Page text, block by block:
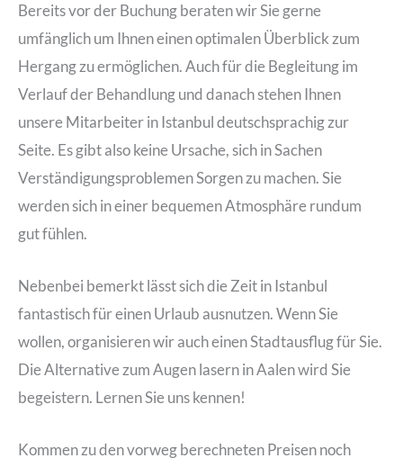
Bereits vor der Buchung beraten wir Sie gerne
umfänglich um Ihnen einen optimalen Überblick zum
Hergang zu ermöglichen. Auch für die Begleitung im
Verlauf der Behandlung und danach stehen Ihnen
unsere Mitarbeiter in Istanbul deutschsprachig zur
Seite. Es gibt also keine Ursache, sich in Sachen
Verständigungsproblemen Sorgen zu machen. Sie
werden sich in einer bequemen Atmosphäre rundum
gut fühlen.
Nebenbei bemerkt lässt sich die Zeit in Istanbul
fantastisch für einen Urlaub ausnutzen. Wenn Sie
wollen, organisieren wir auch einen Stadtausflug für Sie.
Die Alternative zum Augen lasern in Aalen wird Sie
begeistern. Lernen Sie uns kennen!
Kommen zu den vorweg berechneten Preisen noch